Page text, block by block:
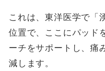
これは、東洋医学で「
位置で、ここにパッド
ーチをサポートし、痛
減します。